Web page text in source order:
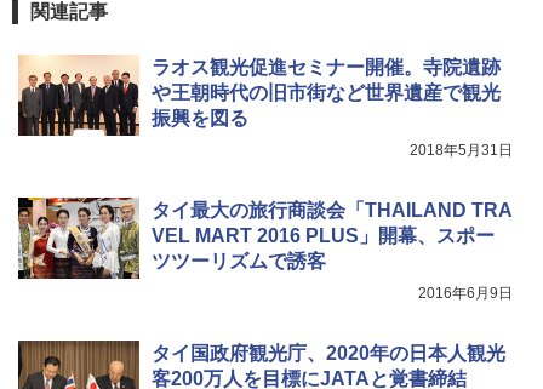
ポインターライト 強力 小型 緑色/赤色/青紫色
USB充電式 高精度 超長距離照射 長時間使用
可能 安全ロック付き 高安全性 金属製耐久 コ
ンパクト多機能設計 持ち運び便利 アウトド
ア/オフィス/教育現場/展示会用 緑
電動エアーポンプ SUP用 20PSI 電動ポンプ
ゴムボート 空気入れ 空気抜き 自動停止 過熱
￥7,884
関連記事
ラオス観光促進セミナー開催。寺院遺跡
や王朝時代の旧市街など世界遺産で観光
振興を図る
2018年5月31日
タイ最大の旅行商談会「THAILAND TRA
VEL MART 2016 PLUS」開幕、スポー
ツツーリズムで誘客
2016年6月9日
タイ国政府観光庁、2020年の日本人観光
客200万人を目標にJATAと覚書締結